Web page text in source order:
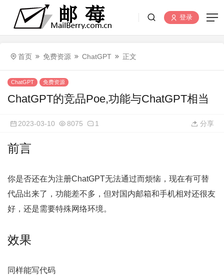
登录
首页 免费资源 ChatGPT 正文
ChatGPT 免费资源
ChatGPT的竞品Poe,功能与ChatGPT相当
2023-03-10 8075 1 分享
前言
你是否还在为注册ChatGPT无法通过而烦恼，现在有可替
代品出来了，功能差不多，但对国内邮箱和手机相对还很友
好，还是需要特殊网络环境。
效果
同样能写代码